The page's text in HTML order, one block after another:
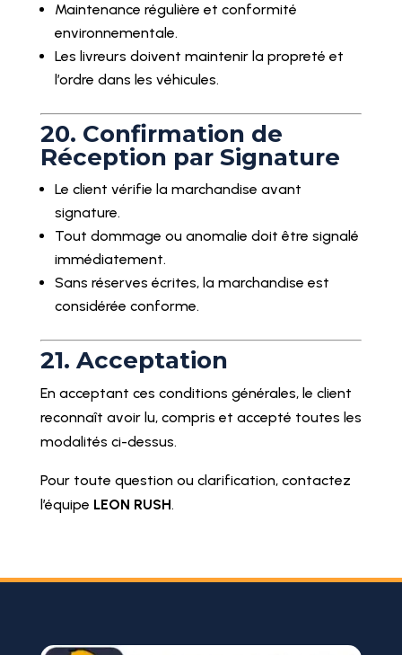
Maintenance régulière et conformité
environnementale.
Les livreurs doivent maintenir la propreté et
l’ordre dans les véhicules.
20. Confirmation de
Réception par Signature
Le client vérifie la marchandise avant
signature.
Tout dommage ou anomalie doit être signalé
immédiatement.
Sans réserves écrites, la marchandise est
considérée conforme.
21. Acceptation
En acceptant ces conditions générales, le client
reconnaît avoir lu, compris et accepté toutes les
modalités ci-dessus.
Pour toute question ou clarification, contactez
l’équipe LEON RUSH.